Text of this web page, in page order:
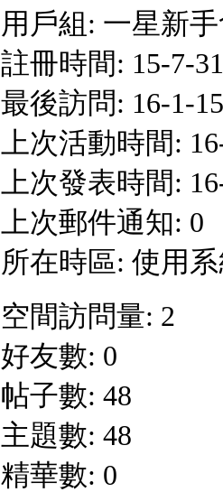
用戶組: 一星新
註冊時間: 15-7-
最後訪問: 16-1-
上次活動時間:
上次發表時間:
上次郵件通知: 0
所在時區: 使用
空間訪問量: 2
好友數: 0
帖子數: 48
主題數: 48
精華數: 0